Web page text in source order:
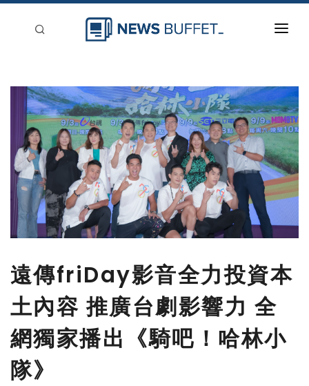
新聞稿分類
登入
刊登
遠傳friDay影音全力投資本
土內容 推廣台劇影響力 全
網獨家播出《騎吧！哈林小
隊》